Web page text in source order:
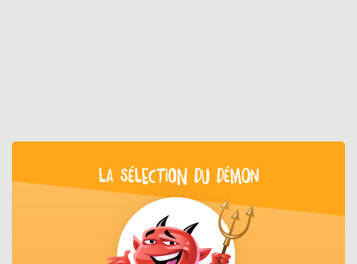
LA SÉLECTION DU DÉMON